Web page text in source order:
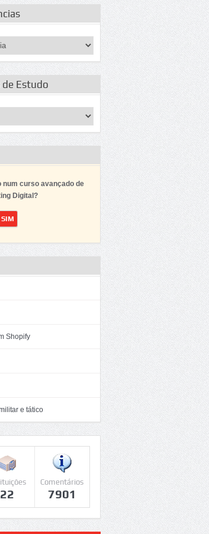
de Estudo
num curso avançado de
Digital?
Shopify
e tático
22
Comentários
7901